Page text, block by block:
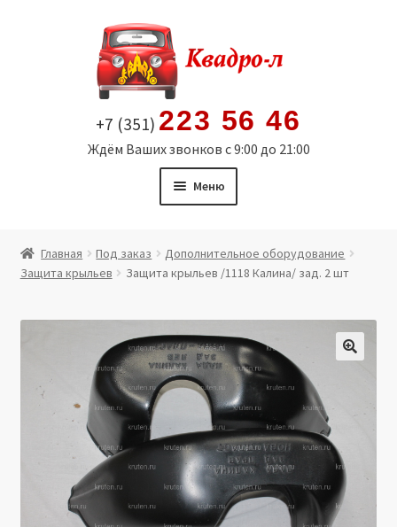
содержимому
+7 (351) 223 56 46
Ждём Ваших звонков с 9:00 до 21:00
Меню
Витрина
Мой аккаунт
Политика в отношении обработки персональных
данных
Производители
Юридические данные
Главная Под заказ
Дополнительное оборудование
Защита крыльев
Защита крыльев /1118 Калина/ зад. 2 шт